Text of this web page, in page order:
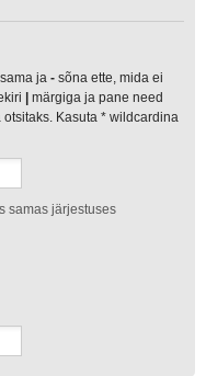
ja - sõna ette, mida ei
märgiga ja pane need
samas järjestuses